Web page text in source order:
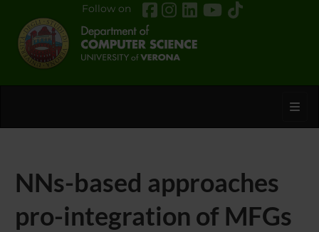
Follow on
NNs-based approaches
pro-integration of MFGs